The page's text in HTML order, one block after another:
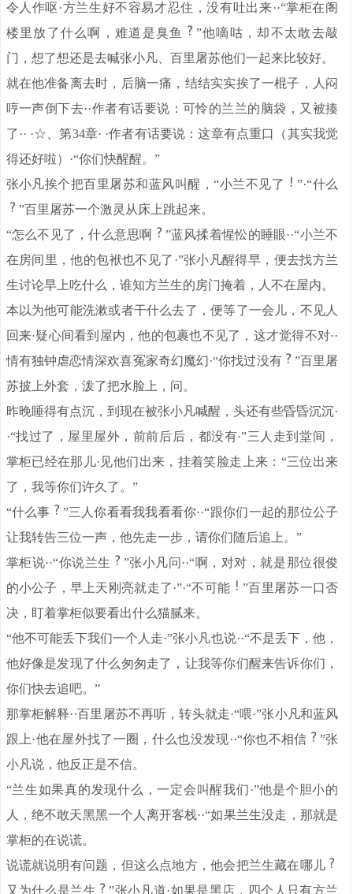
令人作呕·方兰生好不容易才忍住，没有吐出来··“掌柜在阁
楼里放了什么啊，难道是臭鱼
”他嘀咕，却不太敢去敲
门，想了想还是去喊张小凡、百里屠苏他们一起来比较好。
就在他准备离去时，后脑一痛，结结实实挨了一棍子，人闷
哼一声倒下去··作者有话要说：可怜的兰兰的脑袋，又被揍
了·· ·☆、第34章· ·作者有话要说：这章有点重口（其实我觉
得还好啦）·“你们快醒醒。”
张小凡挨个把百里屠苏和蓝风叫醒，“小兰不见了
”·“什么
”百里屠苏一个激灵从床上跳起来。
“怎么不见了，什么意思啊
”蓝风揉着惺忪的睡眼··“小兰不
在房间里，他的包袱也不见了·”张小凡醒得早，便去找方兰
生讨论早上吃什么，谁知方兰生的房门掩着，人不在屋内。
本以为他可能洗漱或者干什么去了，便等了一会儿，不见人
回来·疑心间看到屋内，他的包裹也不见了，这才觉得不对··
情有独钟虐恋情深欢喜冤家奇幻魔幻·“你找过没有
”百里屠
苏披上外套，泼了把水脸上，问。
昨晚睡得有点沉，到现在被张小凡喊醒，头还有些昏昏沉沉·
·“找过了，屋里屋外，前前后后，都没有·”三人走到堂间，
掌柜已经在那儿·见他们出来，挂着笑脸走上来：“三位出来
了，我等你们许久了。”
“什么事
”三人你看看我我看看你··“跟你们一起的那位公子
让我转告三位一声，他先走一步，请你们随后追上。”
掌柜说··“你说兰生
”张小凡问··“啊，对对，就是那位很俊
的小公子，早上天刚亮就走了·”·“不可能
”百里屠苏一口否
决，盯着掌柜似要看出什么猫腻来。
“他不可能丢下我们一个人走·”张小凡也说··“不是丢下，他，
他好像是发现了什么匆匆走了，让我等你们醒来告诉你们，
你们快去追吧。”
那掌柜解释··百里屠苏不再听，转头就走·“喂·”张小凡和蓝风
跟上·他在屋外找了一圈，什么也没发现··“你也不相信
”张
小凡说，他反正是不信。
“兰生如果真的发现什么，一定会叫醒我们·”他是个胆小的
人，绝不敢天黑黑一个人离开客栈··“如果兰生没走，那就是
掌柜的在说谎。
说谎就说明有问题，但这么点地方，他会把兰生藏在哪儿
又为什么是兰生
”张小凡道·如果是黑店，四个人只有方兰